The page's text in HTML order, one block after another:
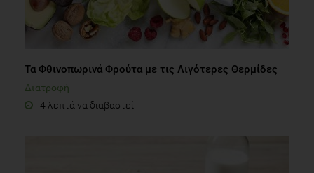
Τα Φθινοπωρινά Φρούτα με τις Λιγότερες Θερμίδες
Διατροφή
4 λεπτά να διαβαστεί